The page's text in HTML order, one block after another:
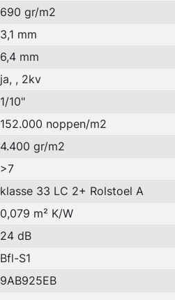
690 gr/m2
3,1 mm
6,4 mm
ja, , 2kv
1/10"
152.000 noppen/m2
4.400 gr/m2
>7
klasse 33 LC 2+ Rolstoel A
0,079 m² K/W
24 dB
Bfl-S1
9AB925EB